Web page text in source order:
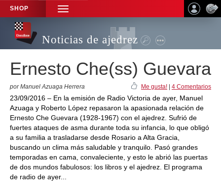
SHOP
TOGGLE
NAVIGATION
Noticias de ajedrez
Ernesto Che(ss) Guevara
por Manuel Azuaga Herrera Me gusta! 4 Comentarios
23/09/2016 – En la emisión de Radio Victoria de ayer, Manuel
Azuaga y Roberto López repasaron la apasionada relación de
Ernesto Che Guevara (1928-1967) con el ajedrez. Sufrió de
fuertes ataques de asma durante toda su infancia, lo que obligó
a su familia a trasladarse desde Rosario a Alta Gracia,
buscando un clima más saludable y tranquilo. Pasó grandes
temporadas en cama, convaleciente, y esto le abrió las puertas
de dos mundos fabulosos: los libros y el ajedrez. El programa
de radio de ayer...